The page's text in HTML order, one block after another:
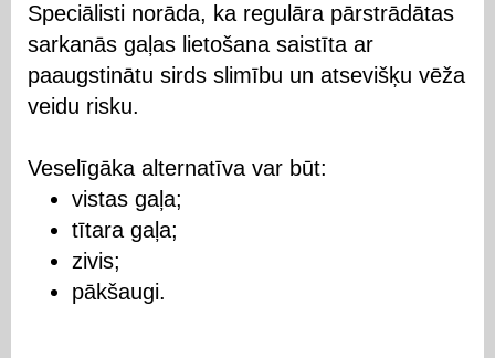
Speciālisti norāda, ka regulāra pārstrādātas
sarkanās gaļas lietošana saistīta ar
paaugstinātu sirds slimību un atsevišķu vēža
veidu risku.
Veselīgāka alternatīva var būt:
vistas gaļa;
tītara gaļa;
zivis;
pākšaugi.